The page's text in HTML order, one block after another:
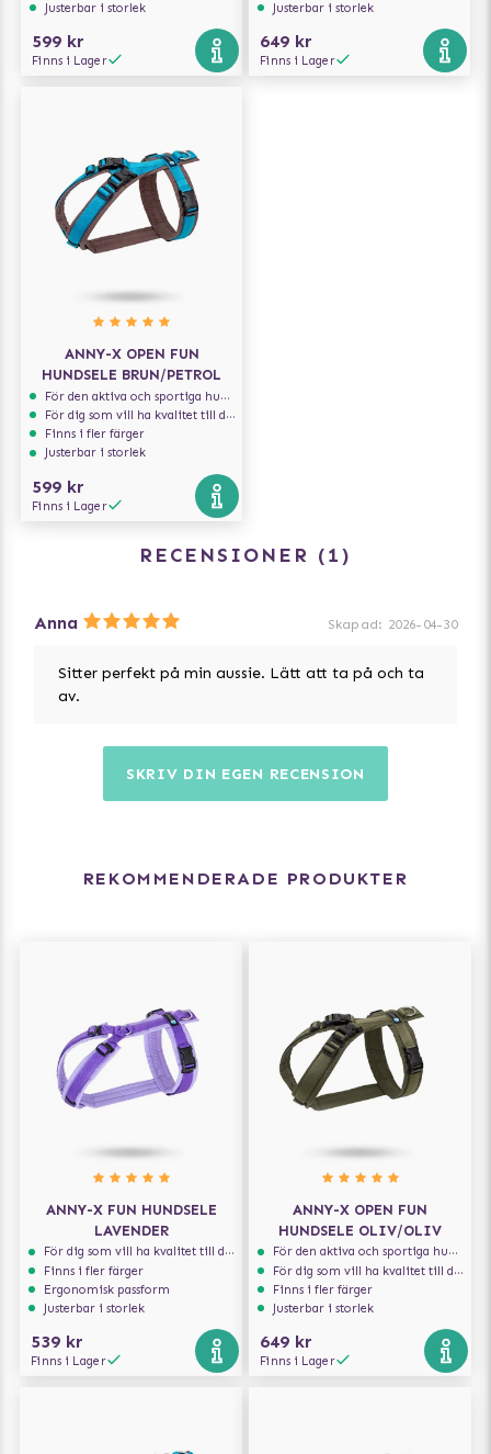
Justerbar i storlek
599 kr
Finns i Lager
Justerbar i storlek
649 kr
Finns i Lager
ANNY-X OPEN FUN
HUNDSELE BRUN/PETROL
För den aktiva och sportiga hunden
För dig som vill ha kvalitet till din hund!
Finns i fler färger
Justerbar i storlek
599 kr
Finns i Lager
RECENSIONER 1
Anna Skapad: 2026-04-30
Sitter perfekt på min aussie. Lätt att ta på och ta
av.
SKRIV DIN EGEN RECENSION
REKOMMENDERADE PRODUKTER
ANNY-X FUN HUNDSELE
LAVENDER
För dig som vill ha kvalitet till din hund!
Finns i fler färger
Ergonomisk passform
Justerbar i storlek
539 kr
Finns i Lager
ANNY-X OPEN FUN
HUNDSELE OLIV/OLIV
För den aktiva och sportiga hunden
För dig som vill ha kvalitet till din hund!
Finns i fler färger
Justerbar i storlek
649 kr
Finns i Lager